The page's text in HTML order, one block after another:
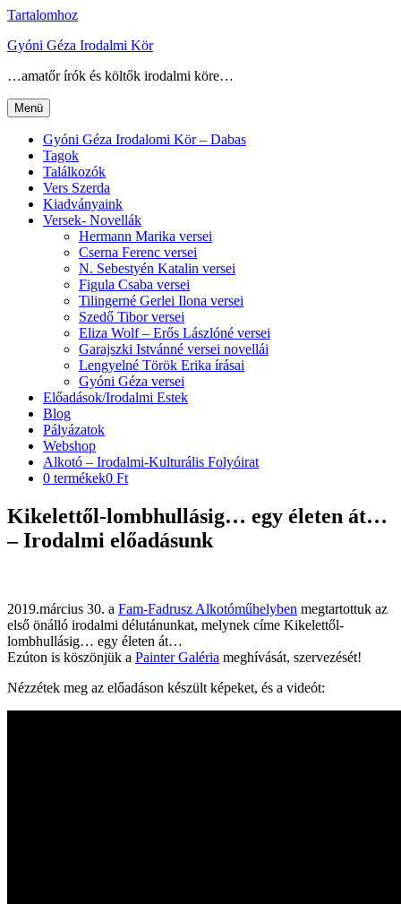
Tartalomhoz
Gyóni Géza Irodalmi Kör
…amatőr írók és költők irodalmi köre…
Menü
Gyóni Géza Irodalomi Kör – Dabas
Tagok
Találkozók
Vers Szerda
Kiadványaink
Versek- Novellák
Hermann Marika versei
Cserna Ferenc versei
N. Sebestyén Katalin versei
Figula Csaba versei
Tilingerné Gerlei Ilona versei
Szedő Tibor versei
Eliza Wolf – Erős Lászlóné versei
Garajszki Istvánné versei novellái
Lengyelné Török Erika írásai
Gyóni Géza versei
Előadások/Irodalmi Estek
Blog
Pályázatok
Webshop
Alkotó – Irodalmi-Kulturális Folyóirat
0 termékek0 Ft
Kikelettől-lombhullásig… egy életen át…
– Irodalmi előadásunk
2019.március 30. a Fam-Fadrusz Alkotóműhelyben megtartottuk az
első önálló irodalmi délutánunkat, melynek címe Kikelettől-
lombhullásig… egy életen át…
Ezúton is köszönjük a Painter Galéria meghívását, szervezését!
Nézzétek meg az előadáson készült képeket, és a videót: